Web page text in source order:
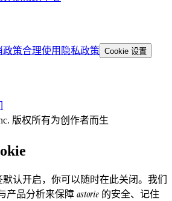
政策合理使用 隐私政策 Cookie 设置
版权所有为创作者而生
认开启，你可以随时在此关闭。我们
产品分析来保障 astorie 的安全、记住